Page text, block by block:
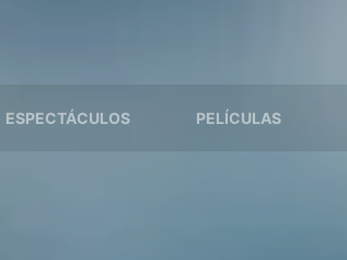
ESPECTÁCULOS PELÍCULAS